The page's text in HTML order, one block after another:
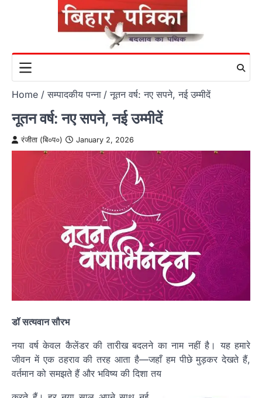
Home सम्पादकीय पन्ना नूतन वर्ष: नए सपने, नई उम्मीदें
नूतन वर्ष: नए सपने, नई उम्मीदें
रंजीता (बि०प०) January 2, 2026
डॉ सत्यवान सौरभ
नया वर्ष केवल कैलेंडर की तारीख बदलने का नाम नहीं है। यह हमारे
जीवन में एक ठहराव की तरह आता है—जहाँ हम पीछे मुड़कर देखते हैं,
वर्तमान को समझते हैं और भविष्य की दिशा तय